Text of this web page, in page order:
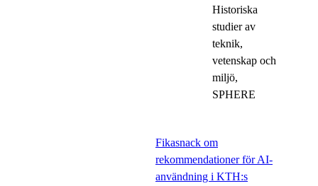
Historiska
studier av
teknik,
vetenskap och
miljö,
SPHERE
Fikasnack om
rekommendationer för AI-
användning i KTH:s